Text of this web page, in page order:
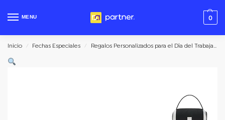
MENU 0
Inicio / Fechas Especiales / Regalos Personalizados para el Día del Trabajador